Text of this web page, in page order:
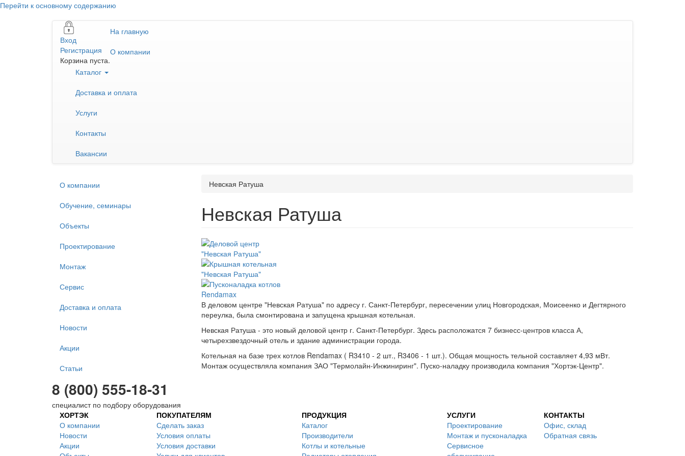
Перейти к основному содержанию
Вход
Регистрация
Корзина пуста.
На главную
О компании
Каталог
Доставка и оплата
Услуги
Контакты
Вакансии
О компании
Обучение, семинары
Объекты
Проектирование
Монтаж
Сервис
Доставка и оплата
Новости
Акции
Статьи
Невская Ратуша
Невская Ратуша
В деловом центре "Невская Ратуша" по адресу г. Санкт-Петербург, пересечении улиц Новгородская, Моисеенко и Дегтярного
переулка, была смонтирована и запущена крышная котельная.
Невская Ратуша - это новый деловой центр г. Санкт-Петербург. Здесь расположатся 7 бизнесс-центров класса А,
четырехзвездочный отель и здание администрации города.
Котельная на базе трех котлов Rendamax ( R3410 - 2 шт., R3406 - 1 шт.). Общая мощность тельной составляет 4,93 мВт.
Монтаж осуществляла компания ЗАО "Термолайн-Инжиниринг". Пуско-наладку производила компания "Хортэк-Центр".
8 (800) 555-18-31
специалист по подбору оборудования
ХОРТЭК
О компании
Новости
Акции
ПОКУПАТЕЛЯМ
Сделать заказ
Условия оплаты
Условия доставки
ПРОДУКЦИЯ
Каталог
Производители
Котлы и котельные
УСЛУГИ
Проектирование
Монтаж и пусконаладка
Сервисное
КОНТАКТЫ
Офис, склад
Обратная связь